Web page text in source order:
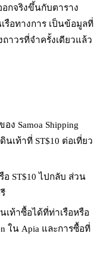
อกจริงขึ้นกับตาราง
รือทางการ เป็นข้อมูลที่
าวรที่จำครั้งเดียวแล้ว
Samoa Shipping
นเท้าที่ ST$10 ต่อเที่ยว
อ ST$10 ไปกลับ ส่วน
เท้าซื้อได้ที่ท่าเรือหรือ
ใน Apia และการซื้อที่